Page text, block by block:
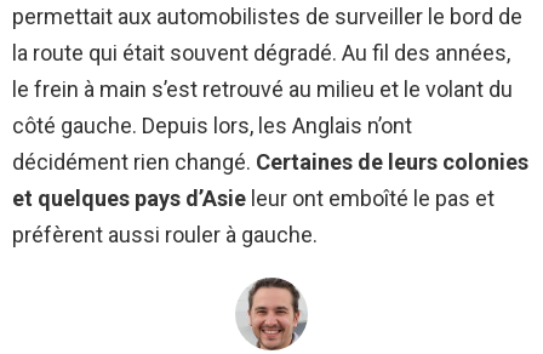
permettait aux automobilistes de surveiller le bord de
la route qui était souvent dégradé. Au fil des années,
le frein à main s’est retrouvé au milieu et le volant du
côté gauche. Depuis lors, les Anglais n’ont
décidément rien changé. Certaines de leurs colonies
et quelques pays d’Asie leur ont emboîté le pas et
préfèrent aussi rouler à gauche.